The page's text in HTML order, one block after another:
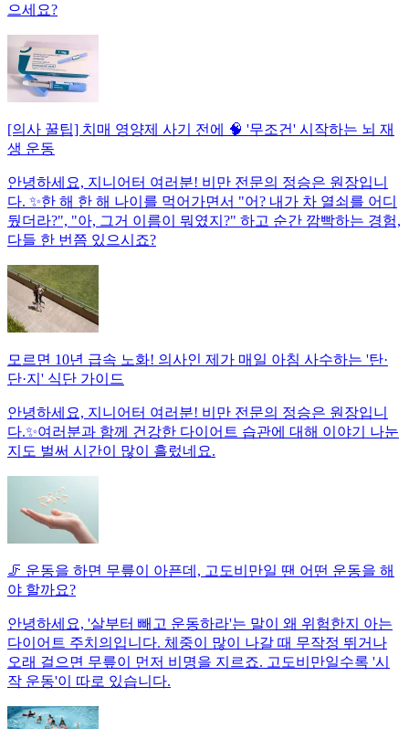
으세요?
[의사 꿀팁] 치매 영양제 사기 전에 🧠 '무조건' 시작하는 뇌 재
생 운동
안녕하세요, 지니어터 여러분! 비만 전문의 정승은 원장입니
다. ✨한 해 한 해 나이를 먹어가면서 "어? 내가 차 열쇠를 어디
뒀더라?", "아, 그거 이름이 뭐였지?" 하고 순간 깜빡하는 경험,
다들 한 번쯤 있으시죠?
모르면 10년 급속 노화! 의사인 제가 매일 아침 사수하는 '탄·
단·지' 식단 가이드
안녕하세요, 지니어터 여러분! 비만 전문의 정승은 원장입니
다.✨여러분과 함께 건강한 다이어트 습관에 대해 이야기 나눈
지도 벌써 시간이 많이 흘렀네요.
🦵 운동을 하면 무릎이 아픈데, 고도비만일 땐 어떤 운동을 해
야 할까요?
안녕하세요, '살부터 빼고 운동하라'는 말이 왜 위험한지 아는
다이어트 주치의입니다. 체중이 많이 나갈 때 무작정 뛰거나
오래 걸으면 무릎이 먼저 비명을 지르죠. 고도비만일수록 '시
작 운동'이 따로 있습니다.